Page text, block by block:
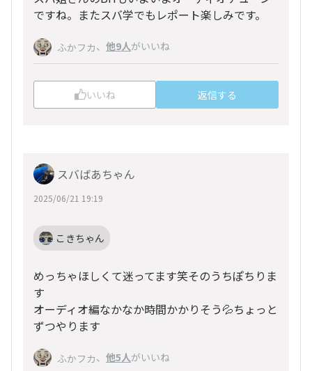
ですね。またスバ学でもレポート楽しみです。
ふかフカ、 他9人がいいね
いいね 返信する
スバばあちゃん
2025/06/21 19:19
こきちゃん
めっちゃほしくて迷ってます笑そのうちぽちりま
す
オーディオ編なかなか時間かかりそう💦ちょっと
ずつやります
ふかフカ、 他5人がいいね